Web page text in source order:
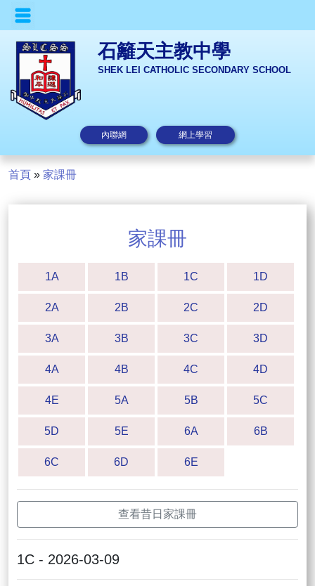
石籬天主教中學
SHEK LEI CATHOLIC SECONDARY SCHOOL
內聯網 網上學習
首頁 » 家課冊
家課冊
1A 1B 1C 1D
2A 2B 2C 2D
3A 3B 3C 3D
4A 4B 4C 4D
4E 5A 5B 5C
5D 5E 6A 6B
6C 6D 6E
查看昔日家課冊
1C - 2026-03-09